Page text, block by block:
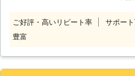
施し
ご好評・高いリピート率 サポー
豊富